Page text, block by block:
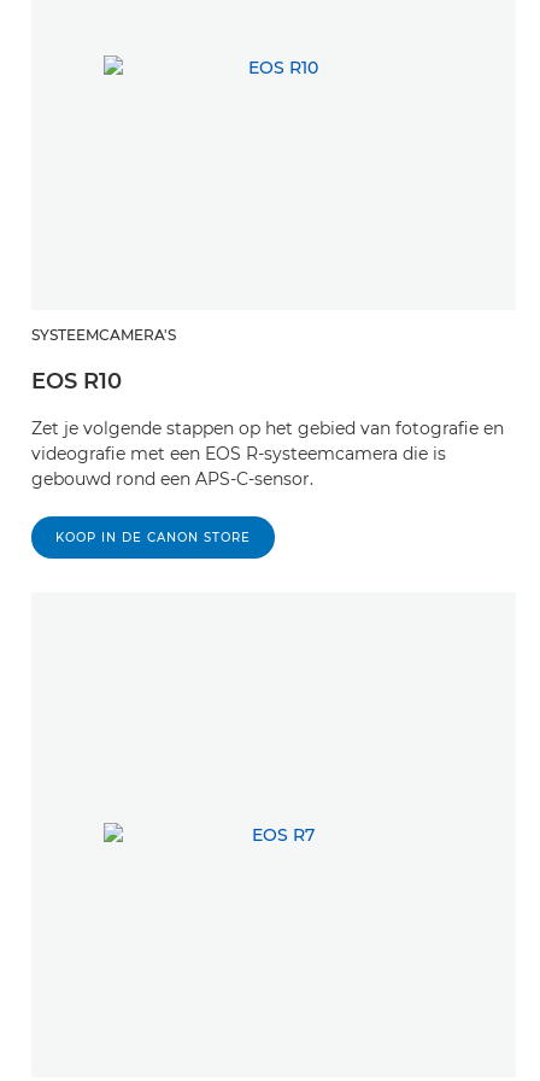
SYSTEEMCAMERA'S
EOS R10
Zet je volgende stappen op het gebied van fotografie en
videografie met een EOS R-systeemcamera die is
gebouwd rond een APS-C-sensor.
KOOP IN DE CANON STORE